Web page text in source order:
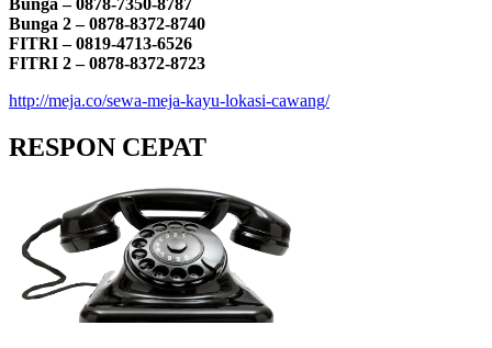
Bunga 2 – 0878-8372-8740
FITRI – 0819-4713-6526
FITRI 2 – 0878-8372-8723
http://meja.co/sewa-meja-kayu-lokasi-cawang/
RESPON CEPAT